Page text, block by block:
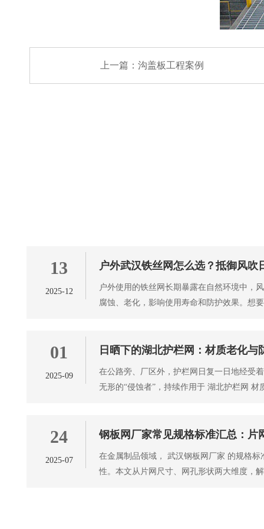
上一篇： 沟盖板工程案例
13
2025-12
户外武汉铁丝网怎么选？抵御风吹
户外使用的铁丝网长期暴露在自然环境中，
腐蚀、老化，影响使用寿命和防护效果。想
01
2025-09
日晒下的湖北护栏网：材质老化与
在公路旁、厂区外，护栏网日复一日地经受
无形的“侵蚀者”，持续作用于 湖北护栏网
24
2025-07
钢板网厂家常见规格标准汇总：片
在金属制品领域， 武汉钢板网厂家 的规格
性。本文从片网尺寸、网孔形状两大维度，